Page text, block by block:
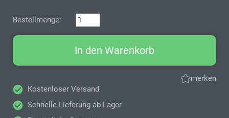
Bestellmenge:
In den Warenkorb
merken
Kostenloser Versand
Schnelle Lieferung ab Lager